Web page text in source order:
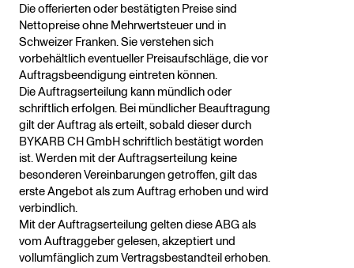
Die offerierten oder bestätigten Preise sind
Nettopreise ohne Mehrwertsteuer und in
Schweizer Franken. Sie verstehen sich
vorbehältlich eventueller Preisaufschläge, die vor
Auftragsbeendigung eintreten können.
Die Auftragserteilung kann mündlich oder
schriftlich erfolgen. Bei mündlicher Beauftragung
gilt der Auftrag als erteilt, sobald dieser durch
BYKARB CH GmbH schriftlich bestätigt worden
ist. Werden mit der Auftragserteilung keine
besonderen Vereinbarungen getroffen, gilt das
erste Angebot als zum Auftrag erhoben und wird
verbindlich.
Mit der Auftragserteilung gelten diese ABG als
vom Auftraggeber gelesen, akzeptiert und
vollumfänglich zum Vertragsbestandteil erhoben.